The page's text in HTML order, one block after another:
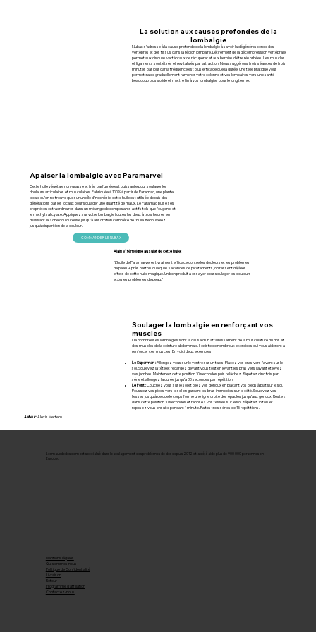
La solution aux causes profondes de la
lombalgie
Nubax s’adresse à la cause profonde de la lombalgie à savoir la dégénérescence des
vertèbres et des tissus dans la région lombaire. L’étirement de la décompression vertébrale
permet aux disques vertébraux de récupérer et aux hernies d’être résorbées. Les muscles
et ligaments sont étirés et revitalisés par la traction. Nous suggérons trois séances de trois
minutes par jour car la fréquence est plus efficace que la durée. Une telle pratique vous
permettra de graduellement ramener votre colonne et vos lombaires vers une santé
beaucoup plus solide et mettre fin à vos lombalgies pour le long terme.
Apaiser la lombalgie avec Paramarvel
Cette huile végétale non-grasse et très parfumée est puissante pour soulager les
douleurs articulaires et musculaires. Fabriquée à 100% à partir de Paramao, une plante
locale qu’on ne trouve que sur une île d’Indonésie, cette huile est utilisée depuis des
générations par les locaux pour soulager une quantité de maux. Le Paramao puise ses
propriétés extraordinaires dans un mélange de composants actifs tels que l’eugenol et
le methyl salicylate. Appliquez sur votre lombalgie toutes les deux à trois heures en
massant la zone douloureuse jusqu’à absorption complète de l’huile. Renouvelez
jusqu’à disparition de la douleur.
COMMANDER LE NUBAX
Alain V. témoigne au sujet de cette huile:
“L’huile de Paramarvel est vraiment efficace contre les douleurs et les problèmes
de peau. Après parfois quelques secondes de picotements, on ressent déjà les
effets de cette huile magique. Un bon produit à essayer pour soulager les douleurs
et/ou les problèmes de peau.”
Soulager la lombalgie en renforçant vos
muscles
De nombreuses lombalgies sont la cause d’un affaiblissement de la musculature du dos et
des muscles de la ceinture abdominale. Il existe de nombreux exercices qui vous aideront à
renforcer ces muscles. En voici deux exemples:
Le Superman :Allongez vous sur le ventre sur un tapis. Placez vos bras vers l’avant sur le
sol. Soulevez la tête et regardez devant vous tout en levant les bras vers l’avant et levez
vos jambes. Maintenez cette position 10 secondes puis relâchez. Répétez cinq fois par
série et allongez la durée jusqu’à 30 secondes par répétition.
Le Pont :Couchez vous sur le sol et pliez vos genoux en plaçant vos pieds à plat sur le sol.
Poussez vos pieds vers le sol en gardant les bras immobiles sur le côté. Soulevez vos
fesses jusqu’à ce que le corps forme une ligne droite des épaules jusqu’aux genoux. Restez
dans cette position 10 secondes et reposez vos fesses sur le sol. Répétez 15 fois et
reposez vous ensuite pendant 1 minute. Faites trois séries de 15 répétitions.
Auteur:Alexis Mertens
Lesmauxdedos.com est spécialisé dans le soulagement des problèmes de dos depuis 2012 et a déjà aidé plus de 900 000 personnes en
Europe.
Mentions légales
Qui sommes nous
Politique de Confidentialité
Livraison
Retour
Programme d'affiliation
Contactez-nous